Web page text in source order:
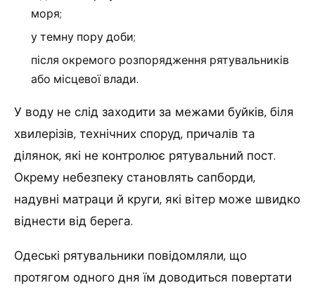
моря;
у темну пору доби;
після окремого розпорядження рятувальників
або місцевої влади.
У воду не слід заходити за межами буйків, біля
хвилерізів, технічних споруд, причалів та
ділянок, які не контролює рятувальний пост.
Окрему небезпеку становлять сапборди,
надувні матраци й круги, які вітер може швидко
віднести від берега.
Одеські рятувальники повідомляли, що
протягом одного дня їм доводиться повертати